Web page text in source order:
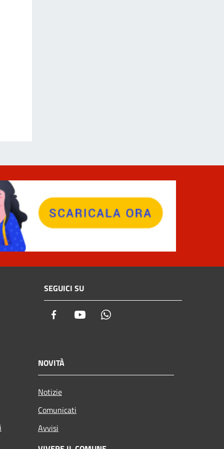
SEGUICI SU
Facebook Youtube
NOVITÀ
Notizie
Comunicati
Avvisi